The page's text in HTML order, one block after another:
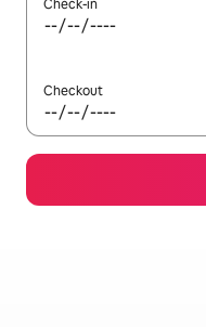
Check-in
Checkout